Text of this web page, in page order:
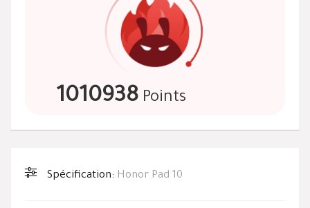
1010938 Points
Spécification: Honor Pad 10